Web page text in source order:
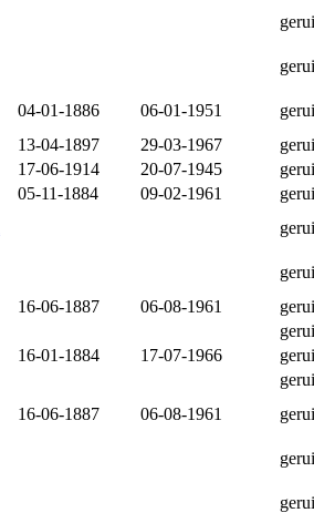
04-01-1886 06-01-1951
13-04-1897 29-03-1967
17-06-1914 20-07-1945
05-11-1884 09-02-1961
16-06-1887 06-08-1961
16-01-1884 17-07-1966
16-06-1887 06-08-1961